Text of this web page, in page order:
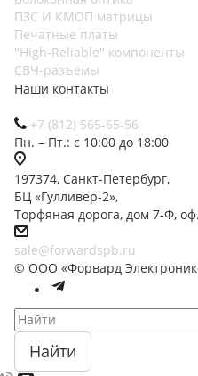
ПЗС И КМОП матрицы
Печатные платы
"High-Reliable" компоненты
СВЧ-разъёмы
Наши контакты
+7 (812) 565-65-56
Пн. – Пт.: с 10:00 до 18:00
197374, Санкт-Петербург,
БЦ «Гулливер-2»,
Торфяная дорога, дом 7-Ф,
sale@forwardspb.ru
© ООО «Форвард
Найти